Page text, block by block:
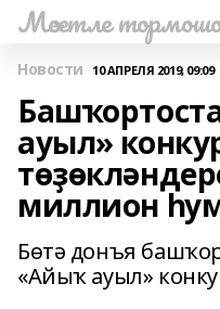
Мәсетле
Новости 10 АПРЕЛЯ 2019, 09:09
ауыл»
миллион
Бөтә донъя
«Айыҡ ауыл»